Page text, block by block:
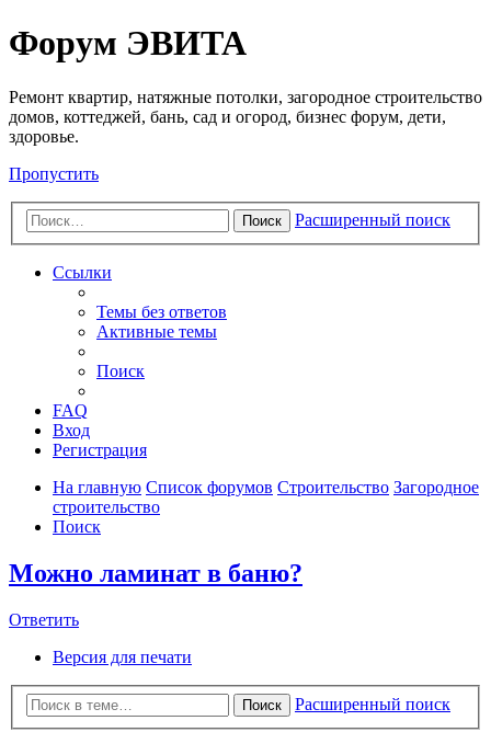
Регистрация
Форум ЭВИТА
Ремонт квартир, натяжные потолки, загородное строительство
домов, коттеджей, бань, сад и огород, бизнес форум, дети,
здоровье.
Пропустить
Поиск Расширенный поиск
Ссылки
Темы без ответов
Активные темы
Поиск
FAQ
Вход
Регистрация
На главную Список форумов Строительство Загородное
строительство
Поиск
Можно ламинат в баню?
Ответить
Ответить
Версия для печати
Поиск
Расширенный поиск